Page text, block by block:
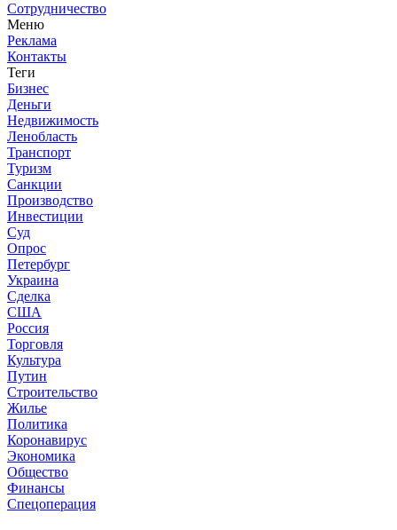
Сотрудничество
Меню
Реклама
Контакты
Теги
Бизнес
Деньги
Недвижимость
Ленобласть
Транспорт
Туризм
Санкции
Производство
Инвестиции
Суд
Опрос
Петербург
Украина
Сделка
США
Россия
Торговля
Культура
Путин
Строительство
Жилье
Политика
Коронавирус
Экономика
Общество
Финансы
Спецоперация